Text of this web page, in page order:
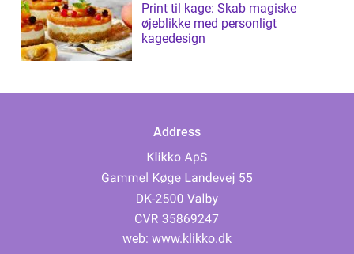
Print til kage: Skab magiske
øjeblikke med personligt
kagedesign
Address
web: www.klikko.dk